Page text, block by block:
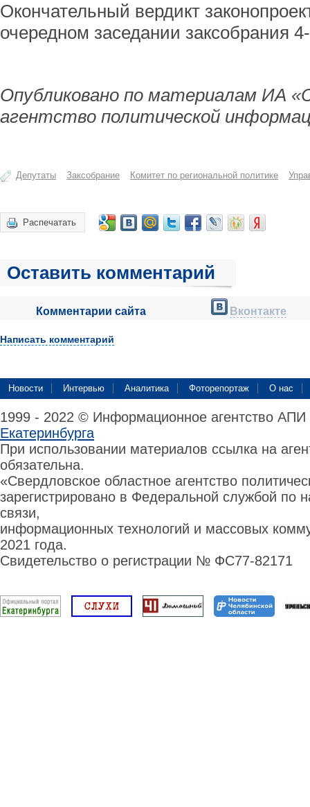
Окончательный вердикт
очередном заседании заксобрания
Опубликовано по материалам ИА
агентство политической
Депутаты Заксобрание Комитет по региональной политике
Распечатать
Оставить комментарий
Комментарии сайта Вконтакте
Написать комментарий
Новости Интервью Аналитика Фоторепортаж О нас
1999 - 2022 © Информационное агентство
Екатеринбурга
При использовании материалов ссылка на
обязательна.
«Свердловское областное агентство
зарегистрировано в Федеральной службой по
связи,
информационных технологий и массовых
2021 года.
Свидетельство о регистрации № ФС77-82171